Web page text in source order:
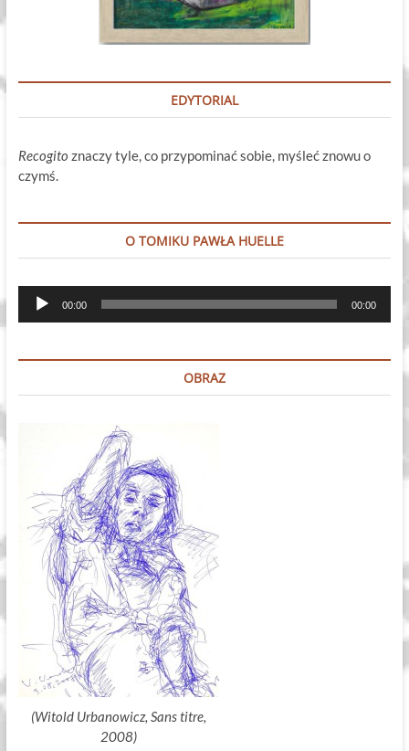
EDYTORIAL
Recogito znaczy tyle, co przypominać sobie, myśleć znowu o
czymś.
O TOMIKU PAWŁA HUELLE
Odtwarzacz
plików
00:00 00:00
OBRAZ
(Witold Urbanowicz, Sans titre,
2008)